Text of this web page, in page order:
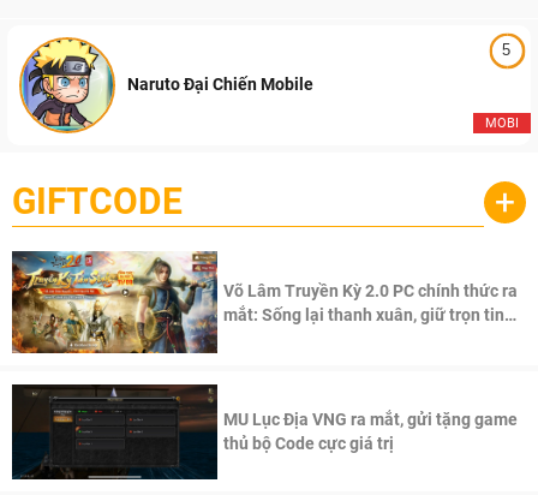
5
MOBI
Naruto Đại Chiến Mobile
GIFTCODE +
Võ Lâm Truyền Kỳ 2.0 PC chính thức ra
mắt: Sống lại thanh xuân, giữ trọn tinh
MU Lục Địa VNG ra mắt, gửi tặng game
thủ bộ Code cực giá trị